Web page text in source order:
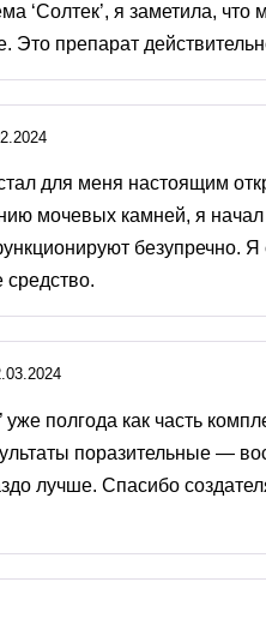
‘Солтек’, я заметила, что
Это препарат
стал для меня настоящим
мочевых камней, я начал
безупречно. Я
уже полгода как часть
поразительные —
лучше. Спасибо